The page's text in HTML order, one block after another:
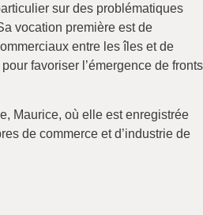
sur des problématiques
vocation première est de
entre les îles et de
favoriser l’émergence de fronts
Maurice, où elle est enregistrée
de commerce et d’industrie de